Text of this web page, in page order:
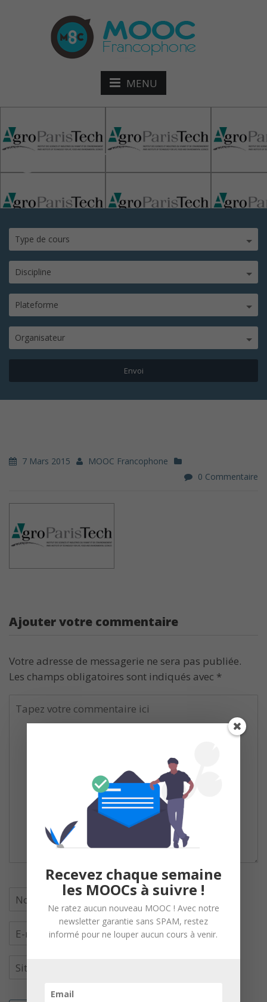
MENU
AgroParisTech
Type de cours
Discipline
Plateforme
Organisateur
7 Mars 2015
MOOC Francophone
0 Commentaire
Ajouter votre commentaire
Votre adresse de messagerie ne sera pas publiée.
Les champs obligatoires sont indiqués avec *
Recevez chaque semaine
les MOOCs à suivre !
Ne ratez aucun nouveau MOOC ! Avec notre
newsletter garantie sans SPAM, restez
informé pour ne louper aucun cours à venir.